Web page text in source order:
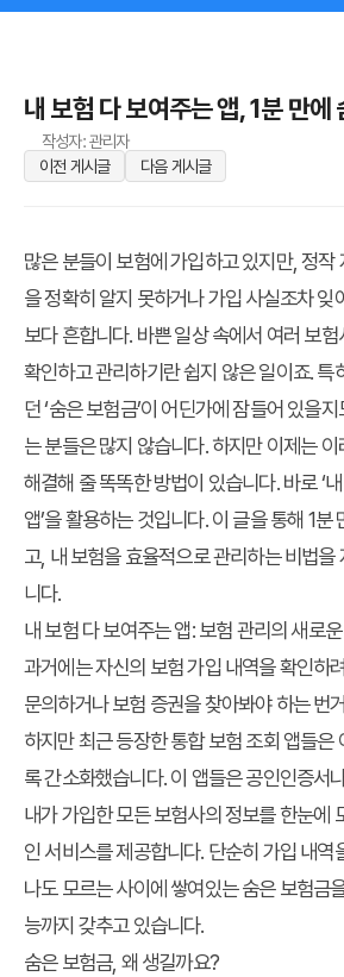
내 보험 다 보여주는 앱, 1분 만에
작성자: 관리자
이전 게시글
다음 게시글
많은 분들이 보험에 가입하고 있지만, 정작
을 정확히 알지 못하거나 가입 사실조차 잊
보다 흔합니다. 바쁜 일상 속에서 여러 보험
확인하고 관리하기란 쉽지 않은 일이죠. 특
던 ‘숨은 보험금’이 어딘가에 잠들어 있을
는 분들은 많지 않습니다. 하지만 이제는
해결해 줄 똑똑한 방법이 있습니다. 바로 ‘
앱’을 활용하는 것입니다. 이 글을 통해 1분
고, 내 보험을 효율적으로 관리하는 비법을
니다.
내 보험 다 보여주는 앱: 보험 관리의 새로
과거에는 자신의 보험 가입 내역을 확인하
문의하거나 보험 증권을 찾아봐야 하는 번
하지만 최근 등장한 통합 보험 조회 앱들은
록 간소화했습니다. 이 앱들은 공인인증서
내가 가입한 모든 보험사의 정보를 한눈에
인 서비스를 제공합니다. 단순히 가입 내역
나도 모르는 사이에 쌓여있는 숨은 보험금
능까지 갖추고 있습니다.
숨은 보험금, 왜 생길까요?